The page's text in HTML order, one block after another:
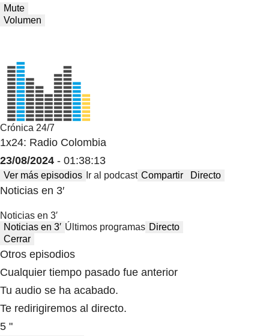
Mute
Volumen
Crónica 24/7
1x24: Radio Colombia
23/08/2024 - 01:38:13
Ver más episodios Ir al podcast Compartir Directo
Noticias en 3′
Noticias en 3′
Noticias en 3′ Últimos programas Directo
Cerrar
Otros episodios
Cualquier tiempo pasado fue anterior
Tu audio se ha acabado.
Te redirigiremos al directo.
5 "